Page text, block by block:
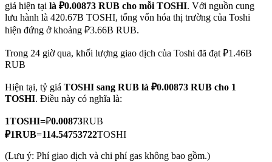
Futures sử dụng token làm tài sản thế chấp
TradFi
giá hiện tại là ₽0.00873 RUB cho mỗi TOSHI. Với nguồn cung
lưu hành là 420.67B TOSHI, tổng vốn hóa thị trường của Toshi
hiện đứng ở khoảng ₽3.66B RUB.
Trong 24 giờ qua, khối lượng giao dịch của Toshi đã đạt ₽1.46B
RUB
Hiện tại, tỷ giá TOSHI sang RUB là ₽0.00873 RUB cho 1
TOSHI. Điều này có nghĩa là:
1TOSHI=₽0.00873RUB
₽1RUB=114.54753722TOSHI
(Lưu ý: Phí giao dịch và chi phí gas không bao gồm.)